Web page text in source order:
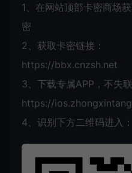
1、在网站顶部卡密商场
密
2、获取卡密链接：
https://bbx.cnzsh.net
3、下载专属APP，不失联
https://
4、识别下方二维码进入：